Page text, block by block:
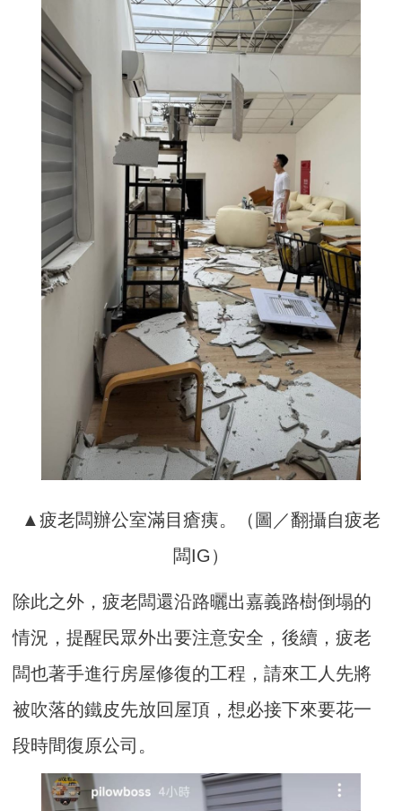
▲疲老闆辦公室滿目瘡痍。（圖／翻攝自疲老
闆IG）
除此之外，疲老闆還沿路曬出嘉義路樹倒塌的
情況，提醒民眾外出要注意安全，後續，疲老
闆也著手進行房屋修復的工程，請來工人先將
被吹落的鐵皮先放回屋頂，想必接下來要花一
段時間復原公司。